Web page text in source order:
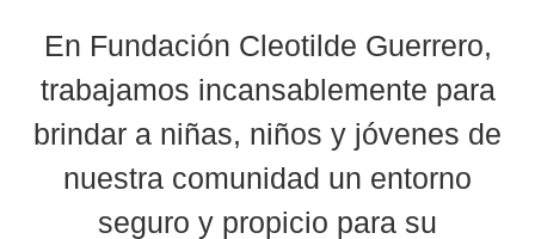
En Fundación Cleotilde Guerrero,
trabajamos incansablemente para
brindar a niñas, niños y jóvenes de
nuestra comunidad un entorno
seguro y propicio para su